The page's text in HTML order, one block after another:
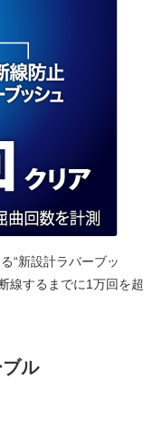
“新設計ラバーブッ
線するまでに1万回を超
ル